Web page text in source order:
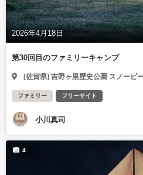
2026年4月18日
第30回目のファミリーキャンプ
[佐賀県] 吉野ヶ里歴史公園 スノーピ
ファミリー フリーサイト
小川真司
4